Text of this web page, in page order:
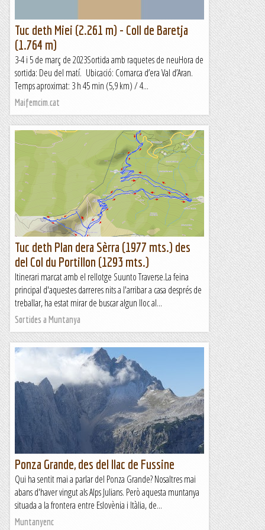
Tuc deth Miei (2.261 m) - Coll de Baretja
(1.764 m)
3-4 i 5 de març de 2023Sortida amb raquetes de neuHora de
sortida: Deu del matí. Ubicació: Comarca d’era Val d’Aran.
Temps aproximat: 3 h 45 min (5,9 km) / 4...
Maifemcim.cat
Tuc deth Plan dera Sèrra (1977 mts.) des
del Col du Portillon (1293 mts.)
Itinerari marcat amb el rellotge Suunto Traverse.La feina
principal d'aquestes darreres nits a l'arribar a casa després de
treballar, ha estat mirar de buscar algun lloc al...
Sortides a Muntanya
Ponza Grande, des del llac de Fussine
Qui ha sentit mai a parlar del Ponza Grande? Nosaltres mai
abans d'haver vingut als Alps Julians. Però aquesta muntanya
situada a la frontera entre Eslovènia i Itàlia, de...
Muntanyenc